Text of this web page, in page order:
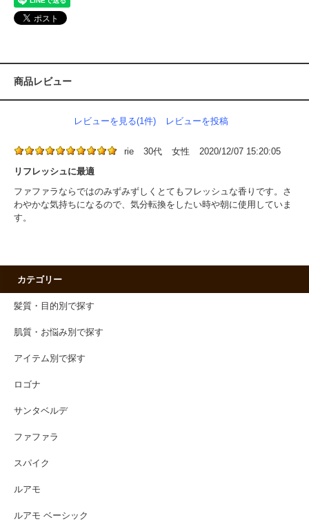
商品レビュー
レビューを見る(1件) レビューを投稿
rie 30代 女性
2020/12/07 15:20:05
リフレッシュに最適
ファファラならではのみずみずしくとてもフレッシュな香りです。さ
わやかな気持ちになるので、気分転換をしたい時や朝に使用していま
す。
カテゴリー
髪質・目的別で探す
肌質・お悩み別で探す
アイテム別で探す
ロゴナ
サンタベルデ
ファファラ
スパイク
ルアモ
ルアモ ベーシック